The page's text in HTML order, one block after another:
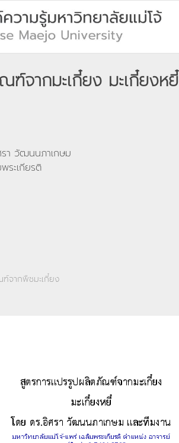
จากมะเกี๋ยง มะเกี๋ยงหยี๋
รา วัฒนนภาเกษม
ระเกียรติ
จากพืชมะเกี๋ยง